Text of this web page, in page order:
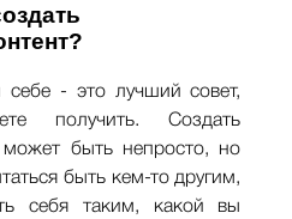
себе - это лучший совет,
получить. Создать
быть непросто, но
быть кем-то другим,
себя таким, какой вы